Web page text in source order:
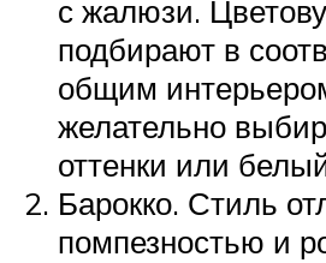
с жалюзи.
подбирают в
общим
желательно
оттенки или
Барокко. Стиль
помпезностью и